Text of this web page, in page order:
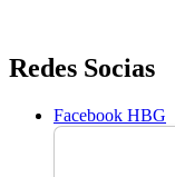
Saltar
para
conteúdo
Redes Socias
Facebook HBG